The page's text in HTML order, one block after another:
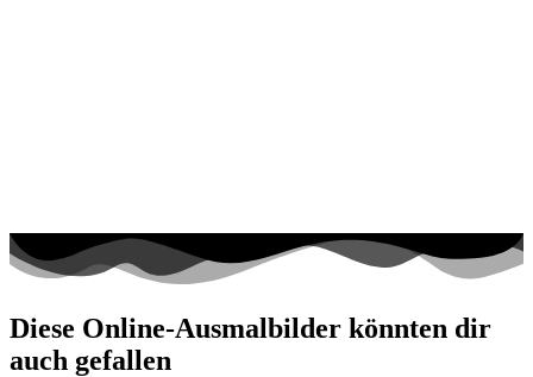
Diese Online-Ausmalbilder könnten dir
auch gefallen